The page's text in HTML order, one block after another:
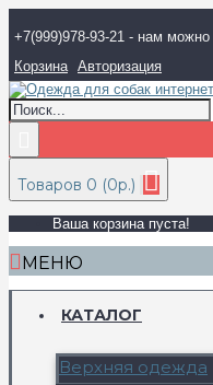
+7(999)978-93-21 - нам
Корзина Авторизация
Товаров 0 (0р.)
Ваша корзина пуста!
МЕНЮ
КАТАЛОГ
Верхняя одежда